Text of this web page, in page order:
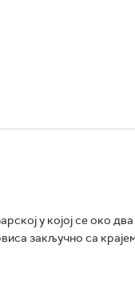
у којој се око
закључно са крајем